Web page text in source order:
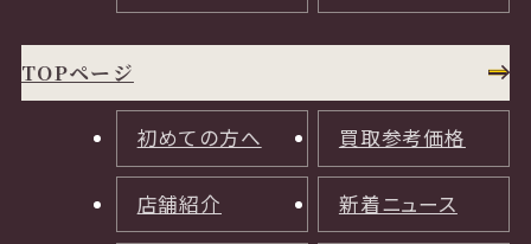
TOPページ
初めての方へ 買取参考価格
店舗紹介 新着ニュース